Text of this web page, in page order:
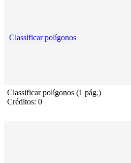
Classificar polígonos
Classificar polígonos (1 pág.)
Créditos: 0